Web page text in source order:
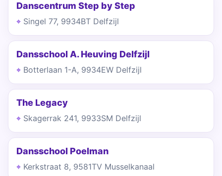
Danscentrum Step by Step
Singel 77, 9934BT Delfzijl
Dansschool A. Heuving Delfzijl
Botterlaan 1-A, 9934EW Delfzijl
The Legacy
Skagerrak 241, 9933SM Delfzijl
Dansschool Poelman
Kerkstraat 8, 9581TV Musselkanaal